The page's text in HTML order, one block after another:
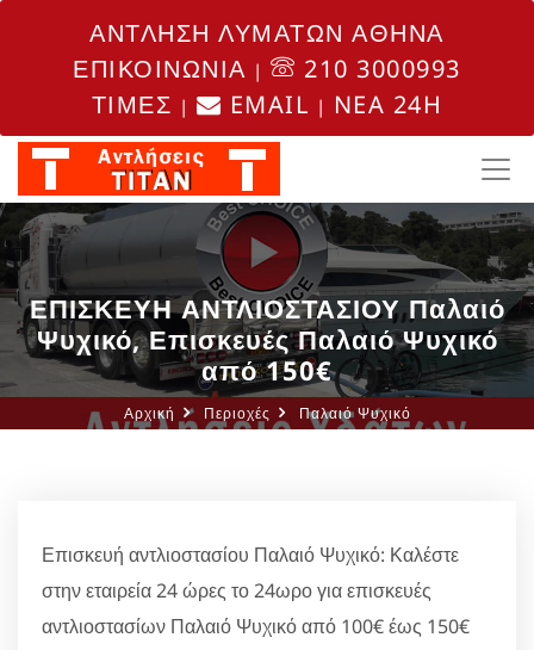
ΑΝΤΛΗΣΗ ΛΥΜΑΤΩΝ ΑΘΗΝΑ
ΕΠΙΚΟΙΝΩΝΙΑ |
210 3000993
ΤΙΜΕΣ | EMAIL | NEA 24H
ΕΠΙΣΚΕΥΗ ΑΝΤΛΙΟΣΤΑΣΙΟΥ Παλαιό
Ψυχικό, Επισκευές Παλαιό Ψυχικό
από 150€
Αρχική Περιοχές Παλαιό Ψυχικό
Επισκευή αντλιοστασίου Παλαιό Ψυχικό: Καλέστε
στην εταιρεία 24 ώρες το 24ωρο για επισκευές
αντλιοστασίων Παλαιό Ψυχικό από 100€ έως 150€